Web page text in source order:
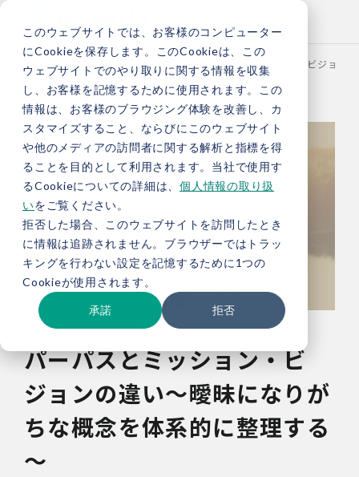
このウェブサイトでは、お客様のコンピューター
にCookieを保存します。このCookieは、この
ウェブサイトでのやり取りに関する情報を収集
し、お客様を記憶するために使用されます。この
情報は、お客様のブラウジング体験を改善し、カ
スタマイズすること、ならびにこのウェブサイト
や他のメディアの訪問者に関する解析と指標を得
ることを目的として利用されます。当社で使用す
るCookieについての詳細は、 個人情報の取り扱
いをご覧ください。
拒否した場合、このウェブサイトを訪問したとき
に情報は追跡されません。ブラウザーではトラッ
キングを行わない設定を記憶するために1つの
Cookieが使用されます。
承諾 拒否
TOP お役立ち情報 ブログ パーパスとミッション・ビジョン
パーパスとミッション・ビ
ジョンの違い～曖昧になりが
ちな概念を体系的に整理する
～